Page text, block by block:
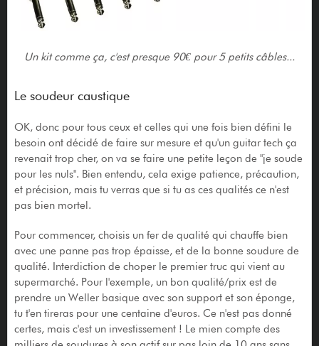
Un kit comme ça, c'est presque 90€ pour 5 petits câbles...
Le soudeur caustique
OK, donc pour tous ceux et celles qui une fois bien défini le
besoin ont décidé de faire sur mesure et qu'un guitar tech ça
revenait trop cher, on va se faire une petite leçon de "je soude
pour les nuls". Bien entendu, cela exige patience, précaution,
et précision, mais tu verras que si tu as ces qualités ce n'est
pas bien mortel.
Pour commencer, choisis un fer de qualité qui chauffe bien
avec une panne pas trop épaisse, et de la bonne soudure de
qualité. Interdiction de choper le premier truc qui vient au
supermarché. Pour l'exemple, un bon qualité/prix est de
prendre un Weller basique avec son support et son éponge,
tu t'en tireras pour une centaine d'euros. Ce n'est pas donné
certes, mais c'est un investissement ! Le mien compte des